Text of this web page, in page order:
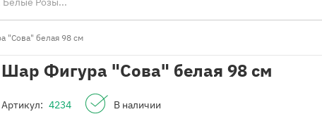
"Сова" белая 98 см
Шар Фигура "Сова" белая 98 см
Артикул: 4234 В наличии